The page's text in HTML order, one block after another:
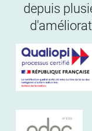
depuis